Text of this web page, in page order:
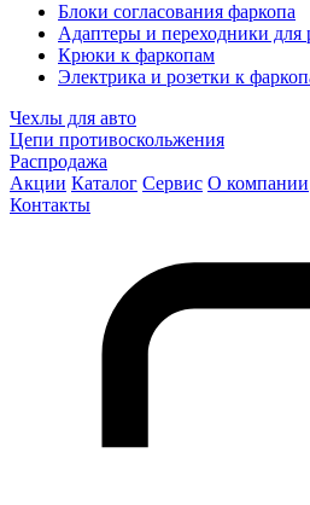
Блоки согласования фаркопа
Адаптеры и переходники для
Крюки к фаркопам
Электрика и розетки к
Чехлы для авто
Цепи противоскольжения
Распродажа
Акции Каталог Сервис О компании
Контакты